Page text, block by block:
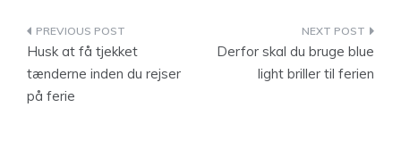
Indlægsnavigation
Husk at få tjekket
tænderne inden du rejser
på ferie
Derfor skal du bruge blue
light briller til ferien